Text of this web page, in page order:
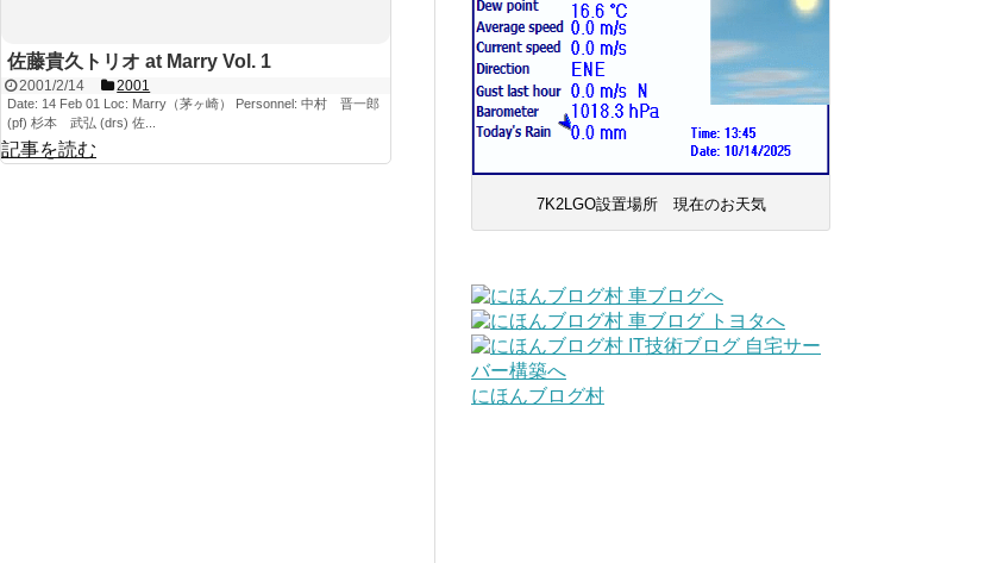
佐藤貴久トリオ at Marry Vol. 1
2001/2/14 2001
Date: 14 Feb 01 Loc: Marry（茅ヶ崎） Personnel: 中村 晋一郎
(pf) 杉本 武弘 (drs) 佐...
記事を読む
7K2LGO設置場所 現在のお天気
にほんブログ村